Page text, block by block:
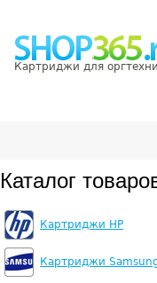
Картриджи для
Каталог
Картриджи HP
Картриджи